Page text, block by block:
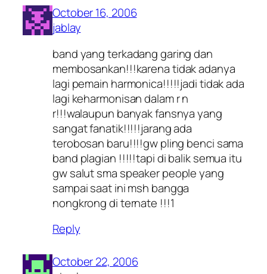
October 16, 2006
jablay
band yang terkadang garing dan
membosankan!!!karena tidak adanya
lagi pemain harmonica!!!!!jadi tidak ada
lagi keharmonisan dalam r n
r!!!walaupun banyak fansnya yang
sangat fanatik!!!!!jarang ada
terobosan baru!!!!gw pling benci sama
band plagian !!!!!tapi di balik semua itu
gw salut sma speaker people yang
sampai saat ini msh bangga
nongkrong di ternate !!!1
Reply
October 22, 2006